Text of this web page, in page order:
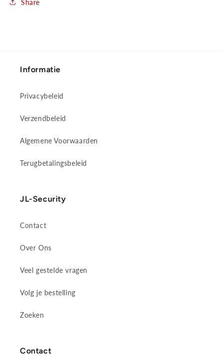
Share
Informatie
Privacybeleid
Verzendbeleid
Algemene Voorwaarden
Terugbetalingsbeleid
JL-Security
Contact
Over Ons
Veel gestelde vragen
Volg je bestelling
Zoeken
Contact